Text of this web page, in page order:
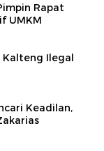
Rapat
UMKM
Kalteng Ilegal
Keadilan,